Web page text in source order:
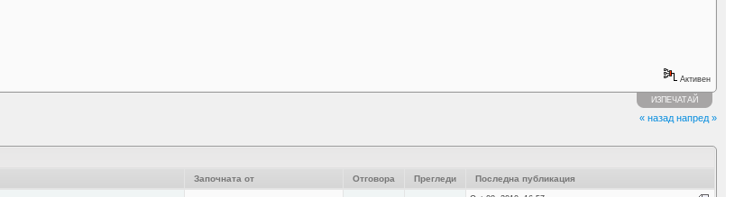
Активен
ИЗПЕЧАТАЙ
« назад напред »
Започната от Отговора Прегледи Последна публикация